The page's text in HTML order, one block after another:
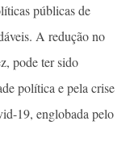
públicas de
A redução no
pode ter sido
política e pela crise
19, englobada pelo